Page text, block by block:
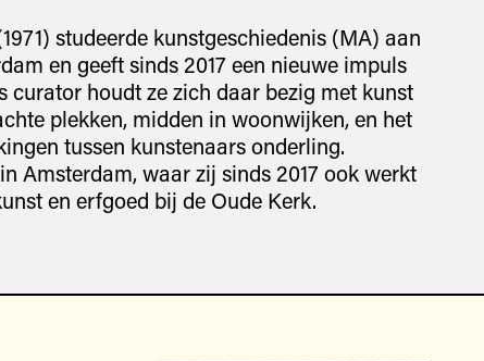
studeerde kunstgeschiedenis (MA) aan
en geeft sinds 2017 een nieuwe impuls
curator houdt ze zich daar bezig met kunst
plekken, midden in woonwijken, en het
tussen kunstenaars onderling.
Amsterdam, waar zij sinds 2017 ook werkt
en erfgoed bij de Oude Kerk.